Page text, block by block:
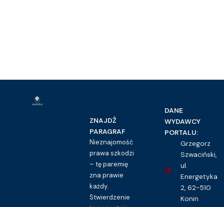
ZNAJDŹ
PARAGRAF
Nieznajomość
prawa szkodzi
– tę paremię
zna prawie
każdy.
Stwierdzenie
DANE
WYDAWCY
PORTALU:
Grzegorz
Szwaciński,
ul.
Energetyka
2, 62-510
Konin